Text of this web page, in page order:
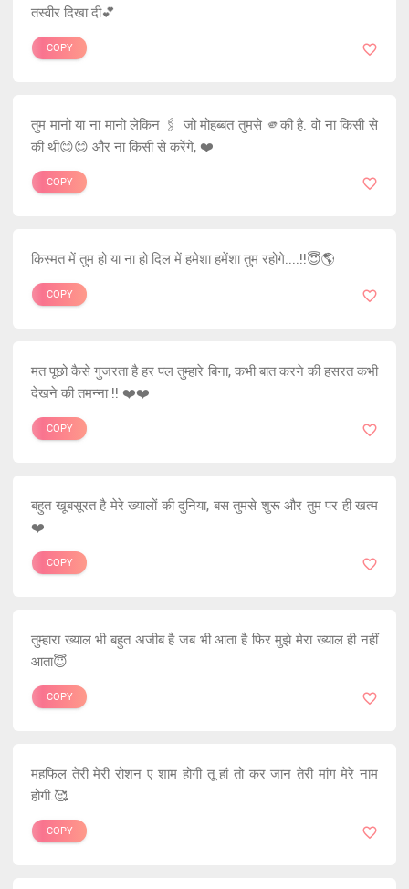
तस्वीर दिखा दी💕
COPY
तुम मानो या ना मानो लेकिन 🖇️ जो मोहब्बत तुमसे 🫵की है. वो ना किसी से
की थी😊😊 और ना किसी से करेंगे, ❤️
COPY
किस्मत में तुम हो या ना हो दिल में हमेशा हमेंशा तुम रहोगे....!!😇🌎
COPY
मत पूछो कैसे गुजरता है हर पल तुम्हारे बिना, कभी बात करने की हसरत कभी
देखने की तमन्ना !! ❤️❤️
COPY
बहुत खूबसूरत है मेरे ख्यालों की दुनिया, बस तुमसे शुरू और तुम पर ही खत्म
❤️
COPY
तुम्हारा ख्याल भी बहुत अजीब है जब भी आता है फिर मुझे मेरा ख्याल ही नहीं
आता😇
COPY
महफिल तेरी मेरी रोशन ए शाम होगी तू हां तो कर जान तेरी मांग मेरे नाम
होगी.🥰
COPY